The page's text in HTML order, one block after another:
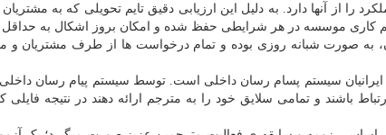
را از آن­ها دارد. به دلیل این ارزیابی دقیق تایم تحویلی که به
به صورت شبانه روزی بوده و تمام درخواست ها از طرف مشتریان و
سیستم پسام رسان داخلی است. توسط سیستم پیام رسان داخلی
باشند و تمامی سلایق خود را به مترجم ارائه دهند در نتیجه